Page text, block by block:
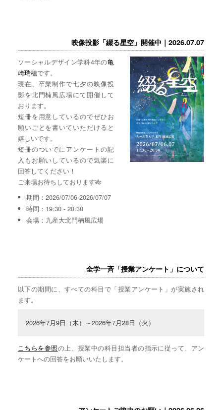
映像投影「綴る星空」開催中｜2026.07.07
ソーシャルデザイン学科4年の亀
崎瑞穂です。
現在、卒業制作で七夕の映像投
影を北門楠風広場にて開催して
おります。
短冊を用意しているのでぜひお
願いごとを書いていただけると
嬉しいです。
短冊のついでにアンケートの記
入もお願いしているので気楽に
回答してください！
ご来場お待ちしております🎋
期間：2026/07/06-2026/07/07
時間：19:30 - 20:30
会場：九産大北門楠風広場
全学一斉「授業アンケート」について
以下の期間に、すべての科目で「授業アンケート」が実施され
ます。
2026年7月9日（木）～2026年7月28日（火）
こちらを参照の上、授業中の科目担当者の指示に従って、アン
ケートへの回答をお願いいたします。